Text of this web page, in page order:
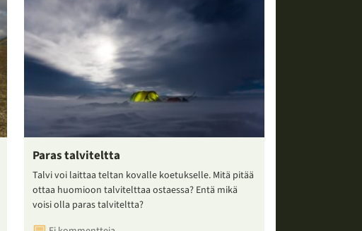
Paras talviteltta
Talvi voi laittaa teltan kovalle koetukselle. Mitä pitää
ottaa huomioon talvitelttaa ostaessa? Entä mikä
voisi olla paras talviteltta?